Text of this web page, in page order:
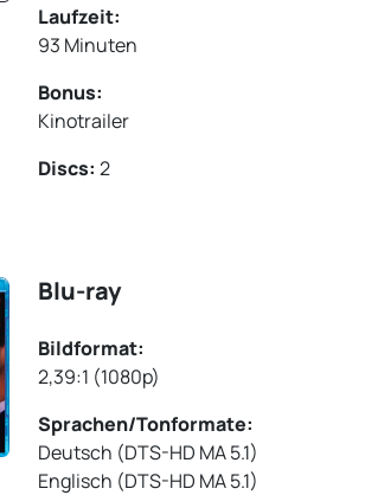
Laufzeit:
93 Minuten
Bonus:
Kinotrailer
Discs: 2
Blu-ray
Bildformat:
2,39:1 (1080p)
Sprachen/Tonformate:
Deutsch (DTS-HD MA 5.1)
Englisch (DTS-HD MA 5.1)